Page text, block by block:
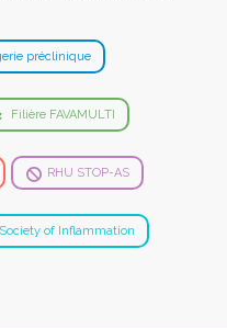
préclinique
Filière FAVAMULTI
RHU STOP-AS
of Inflammation